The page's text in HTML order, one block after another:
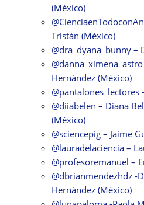
(México)
Tristán (México)
@dra_dyana_bunny –
Hernández (México)
@pantalones_lectores
@diiabelen – Diana
(México)
@sciencepig – Jaime
@lauradelaciencia –
@profesoremanuel –
@dbrianmendezhdz -
Hernández (México)